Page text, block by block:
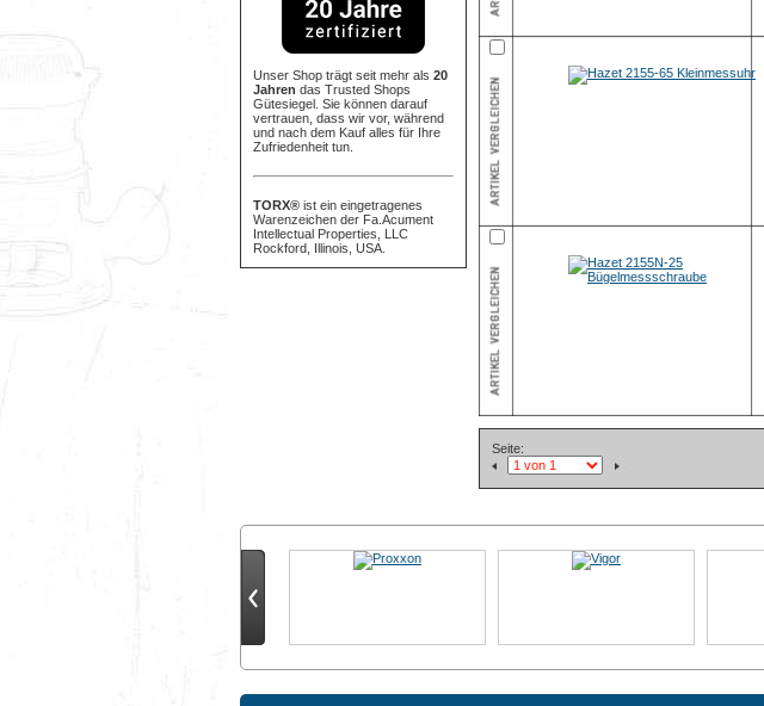
Unser Shop trägt seit mehr als 20
Jahren das Trusted Shops
Gütesiegel. Sie können darauf
vertrauen, dass wir vor, während
und nach dem Kauf alles für Ihre
Zufriedenheit tun.
TORX® ist ein eingetragenes
Warenzeichen der Fa.Acument
Intellectual Properties, LLC
Rockford, Illinois, USA.
Seite: